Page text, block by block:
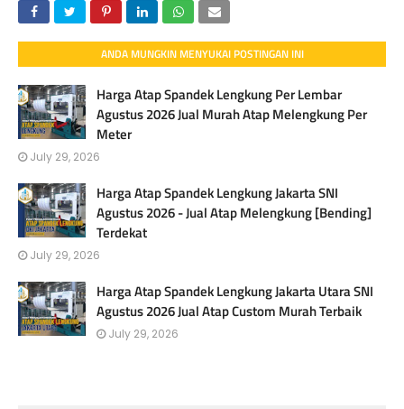
ANDA MUNGKIN MENYUKAI POSTINGAN INI
Harga Atap Spandek Lengkung Per Lembar
Agustus 2026 Jual Murah Atap Melengkung Per
Meter
July 29, 2026
Harga Atap Spandek Lengkung Jakarta SNI
Agustus 2026 - Jual Atap Melengkung [Bending]
Terdekat
July 29, 2026
Harga Atap Spandek Lengkung Jakarta Utara SNI
Agustus 2026 Jual Atap Custom Murah Terbaik
July 29, 2026